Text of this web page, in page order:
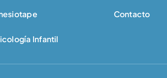
Infantil
Contacto